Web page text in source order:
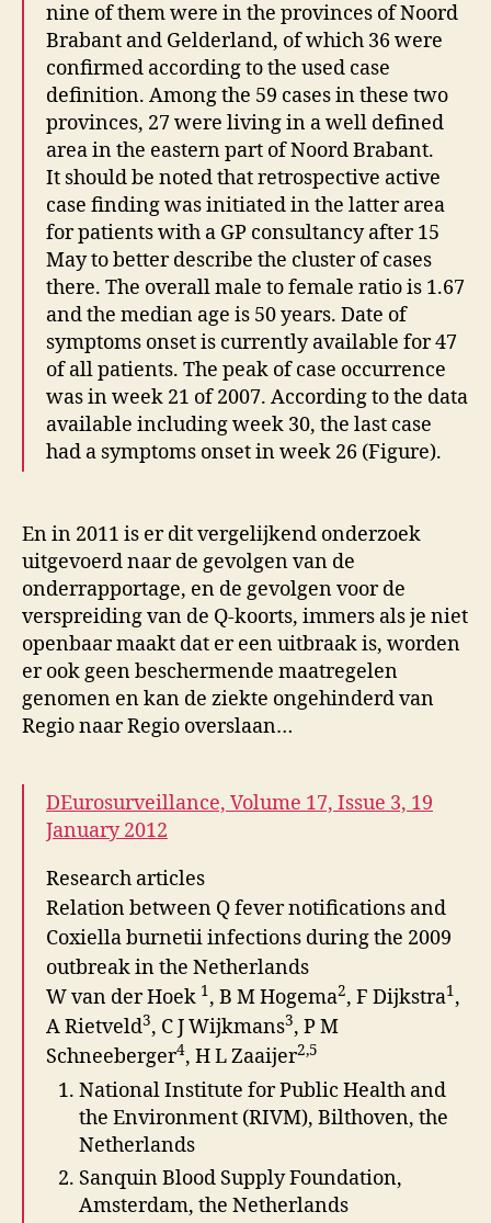
nine of them were in the provinces of Noord
Brabant and Gelderland, of which 36 were
confirmed according to the used case
definition. Among the 59 cases in these two
provinces, 27 were living in a well defined
area in the eastern part of Noord Brabant.
It should be noted that retrospective active
case finding was initiated in the latter area
for patients with a GP consultancy after 15
May to better describe the cluster of cases
there. The overall male to female ratio is 1.67
and the median age is 50 years. Date of
symptoms onset is currently available for 47
of all patients. The peak of case occurrence
was in week 21 of 2007. According to the data
available including week 30, the last case
had a symptoms onset in week 26 (Figure).
En in 2011 is er dit vergelijkend onderzoek
uitgevoerd naar de gevolgen van de
onderrapportage, en de gevolgen voor de
verspreiding van de Q-koorts, immers als je niet
openbaar maakt dat er een uitbraak is, worden
er ook geen beschermende maatregelen
genomen en kan de ziekte ongehinderd van
Regio naar Regio overslaan…
DEurosurveillance, Volume 17, Issue 3, 19
January 2012
Research articles
Relation between Q fever notifications and
Coxiella burnetii infections during the 2009
outbreak in the Netherlands
W van der Hoek 1, B M Hogema2, F Dijkstra1,
A Rietveld3, C J Wijkmans3, P M
Schneeberger4, H L Zaaijer2,5
National Institute for Public Health and
the Environment (RIVM), Bilthoven, the
Netherlands
Sanquin Blood Supply Foundation,
Amsterdam, the Netherlands